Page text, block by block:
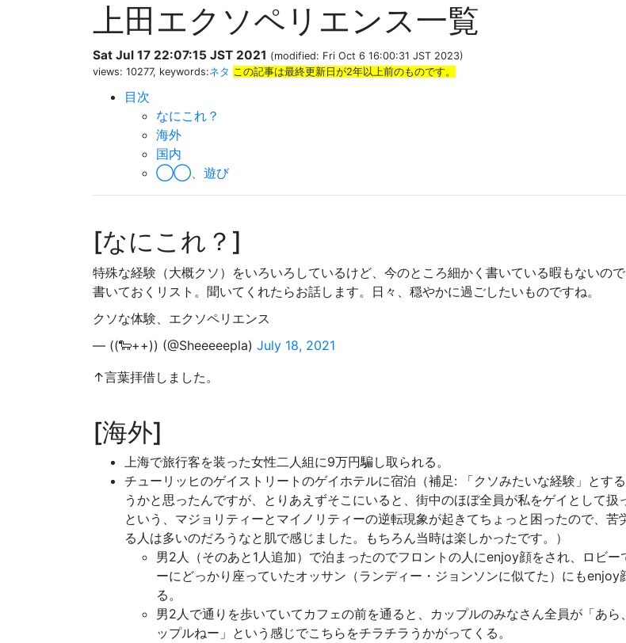
上田エクソペリエンス一覧
Sat Jul 17 22:07:15 JST 2021 (modified: Fri Oct 6 16:00:31 JST 2023)
views: 10277, keywords:ネタ この記事は最終更新日が2年以上前のものです。
目次
なにこれ？
海外
国内
◯◯、遊び
なにこれ？
特殊な経験（大概クソ）をいろいろしているけど、今のところ細かく書いている暇もないの
書いておくリスト。聞いてくれたらお話します。日々、穏やかに過ごしたいものですね。
クソな体験、エクソペリエンス
— ((🐑++)) (@Sheeeeepla) July 18, 2021
↑言葉拝借しました。
海外
上海で旅行客を装った女性二人組に9万円騙し取られる。
チューリッヒのゲイストリートのゲイホテルに宿泊（補足: 「クソみたいな経験」とす
うかと思ったんですが、とりあえずそこにいると、街中のほぼ全員が私をゲイとして扱
という、マジョリティーとマイノリティーの逆転現象が起きてちょっと困ったので、苦
る人は多いのだろうなと肌で感じました。もちろん当時は楽しかったです。）
男2人（そのあと1人追加）で泊まったのでフロントの人にenjoy顔をされ、ロビー
ーにどっかり座っていたオッサン（ランディー・ジョンソンに似てた）にもenjoy
る。
男2人で通りを歩いていてカフェの前を通ると、カップルのみなさん全員が「あら
ップルねー」という感じでこちらをチラチラうかがってくる。